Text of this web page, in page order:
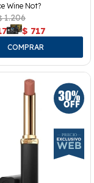
Wine Not?
1.206
$ 717